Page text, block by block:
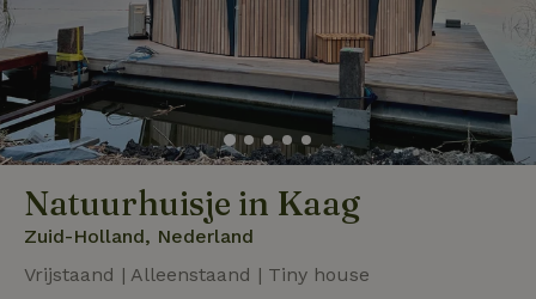
Natuurhuisje in Kaag
Zuid-Holland, Nederland
Vrijstaand | Alleenstaand | Tiny house